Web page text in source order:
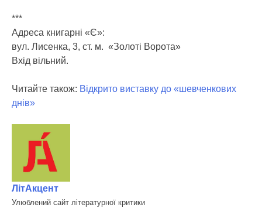
***
Адреса книгарні «Є»:
вул. Лисенка, 3, ст. м. «Золоті Ворота»
Вхід вільний.
Читайте також: Відкрито виставку до «шевченкових
днів»
ЛітАкцент
Улюблений сайт літературної критики